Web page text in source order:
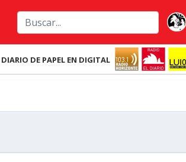
DIARIO DE PAPEL EN DIGITAL